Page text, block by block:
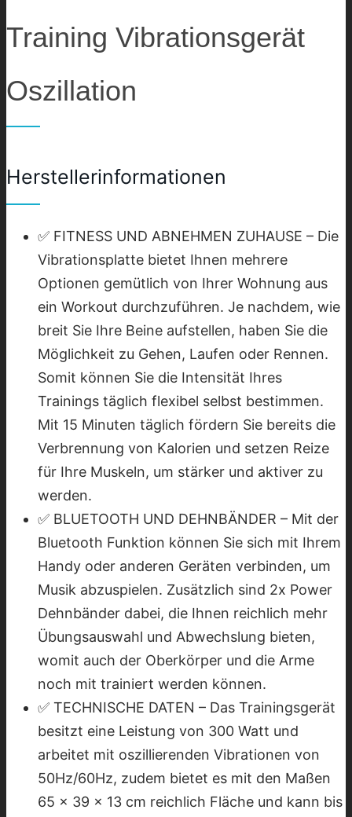
Training Vibrationsgerät
Oszillation
Herstellerinformationen
✅ FITNESS UND ABNEHMEN ZUHAUSE – Die
Vibrationsplatte bietet Ihnen mehrere
Optionen gemütlich von Ihrer Wohnung aus
ein Workout durchzuführen. Je nachdem, wie
breit Sie Ihre Beine aufstellen, haben Sie die
Möglichkeit zu Gehen, Laufen oder Rennen.
Somit können Sie die Intensität Ihres
Trainings täglich flexibel selbst bestimmen.
Mit 15 Minuten täglich fördern Sie bereits die
Verbrennung von Kalorien und setzen Reize
für Ihre Muskeln, um stärker und aktiver zu
werden.
✅ BLUETOOTH UND DEHNBÄNDER – Mit der
Bluetooth Funktion können Sie sich mit Ihrem
Handy oder anderen Geräten verbinden, um
Musik abzuspielen. Zusätzlich sind 2x Power
Dehnbänder dabei, die Ihnen reichlich mehr
Übungsauswahl und Abwechslung bieten,
womit auch der Oberkörper und die Arme
noch mit trainiert werden können.
✅ TECHNISCHE DATEN – Das Trainingsgerät
besitzt eine Leistung von 300 Watt und
arbeitet mit oszillierenden Vibrationen von
50Hz/60Hz, zudem bietet es mit den Maßen
65 x 39 x 13 cm reichlich Fläche und kann bis